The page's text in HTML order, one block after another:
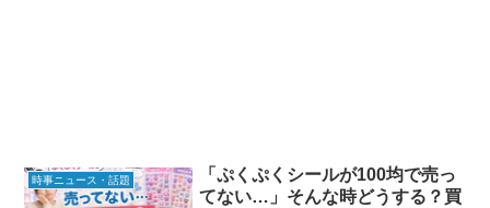
時事ニュース・話題
「ぷくぷくシールが100均で売っ
てない…」そんな時どうする？買